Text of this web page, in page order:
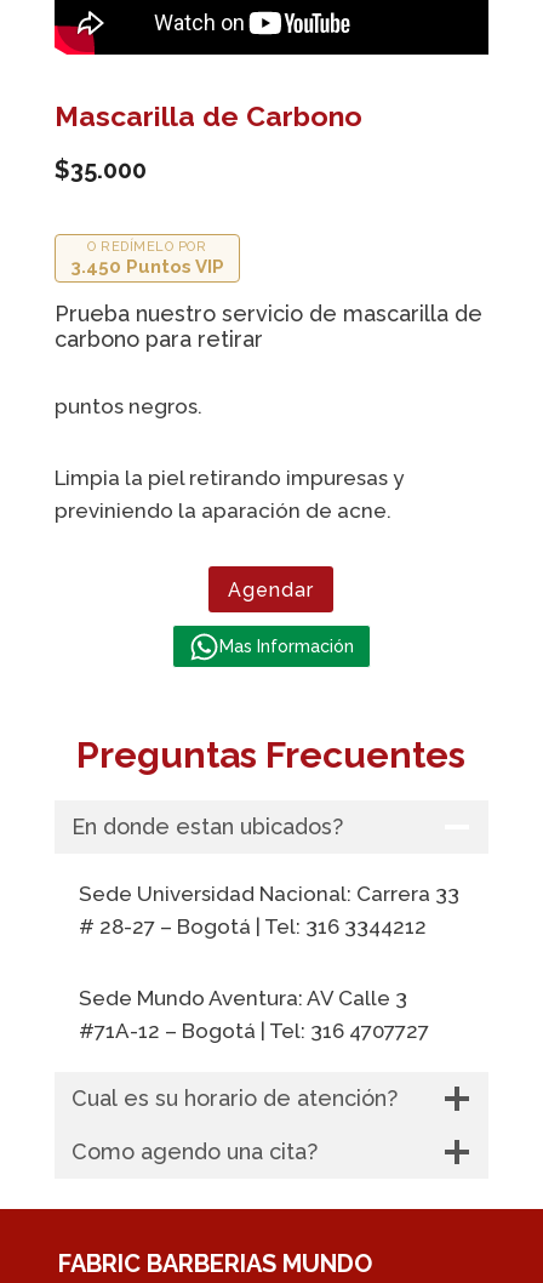
Mascarilla de Carbono
$35.000
O REDÍMELO POR
3.450 Puntos VIP
Prueba nuestro servicio de mascarilla de
carbono para retirar
puntos negros.
Limpia la piel retirando impuresas y
previniendo la aparación de acne.
Agendar
Mas Información
Preguntas Frecuentes
En donde estan ubicados?
Sede Universidad Nacional: Carrera 33
# 28-27 – Bogotá | Tel: 316 3344212
Sede Mundo Aventura: AV Calle 3
#71A-12 – Bogotá | Tel: 316 4707727
Cual es su horario de atención?
Como agendo una cita?
FABRIC BARBERIAS MUNDO